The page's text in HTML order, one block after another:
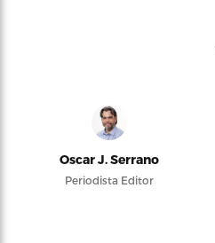
Oscar J. Serrano
Periodista Editor